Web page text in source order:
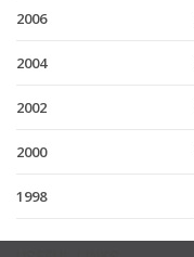
2006
2004
2002
2000
1998